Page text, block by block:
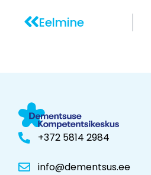
Eelmine
+372 5814 2984
info@dementsus.ee